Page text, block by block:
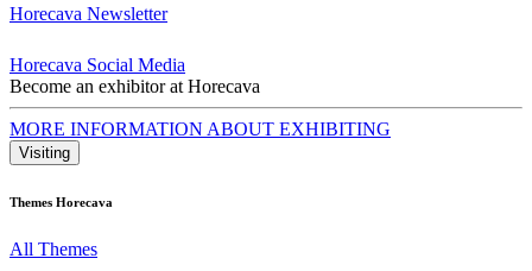
Horecava Newsletter
Horecava Social Media
Become an exhibitor at Horecava
MORE INFORMATION ABOUT EXHIBITING
Visiting
Themes Horecava
All Themes